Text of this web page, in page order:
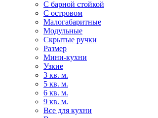
С барной стойкой
С островом
Малогабаритные
Модульные
Скрытые ручки
Размер
Мини-кухни
Узкие
3 кв. м.
5 кв. м.
6 кв. м.
9 кв. м.
Все для кухни